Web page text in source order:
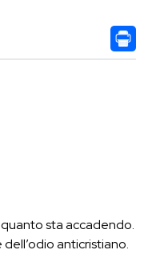
sta accadendo.
anticristiano.